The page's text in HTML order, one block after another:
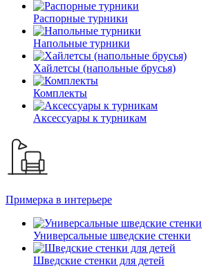
Распорные турники
Напольные турники
Хайлетсы (напольные брусья)
Комплекты
Аксессуары к турникам
Примерка в интерьере
Универсальные шведские стенки
Шведские стенки для детей